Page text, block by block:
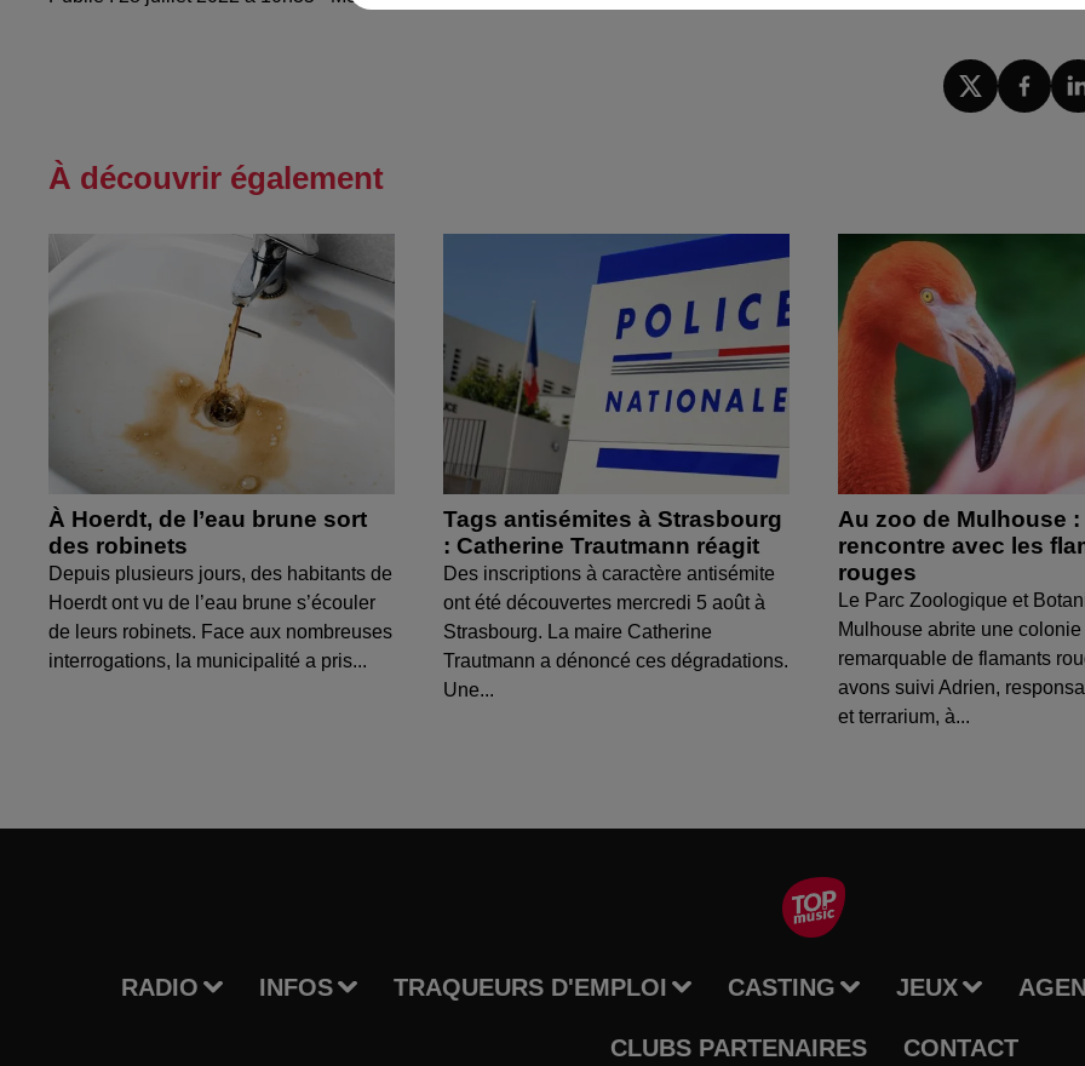
À découvrir également
À Hoerdt, de l’eau brune sort
des robinets
Depuis plusieurs jours, des habitants de
Hoerdt ont vu de l’eau brune s’écouler
de leurs robinets. Face aux nombreuses
interrogations, la municipalité a pris...
Tags antisémites à Strasbourg
: Catherine Trautmann réagit
Des inscriptions à caractère antisémite
ont été découvertes mercredi 5 août à
Strasbourg. La maire Catherine
Trautmann a dénoncé ces dégradations.
Une...
Au zoo de Mulhouse :
rencontre avec les
rouges
Le Parc Zoologique et
Mulhouse abrite une colonie
remarquable de flamants
avons suivi Adrien,
et terrarium, à...
RADIO INFOS TRAQUEURS D'EMPLOI CASTING JEUX
CLUBS PARTENAIRES CONTACT